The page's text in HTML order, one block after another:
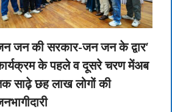
जन की सरकार-जन जन के द्वार’
के पहले व दूसरे चरण मेंअब
साढ़े छह लाख लोगों की